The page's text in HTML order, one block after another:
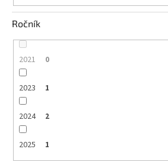
Ročník
2021 0
2023 1
2024 2
2025 1